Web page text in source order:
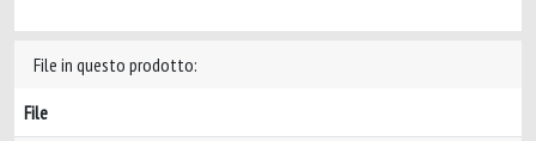
File in questo prodotto:
File